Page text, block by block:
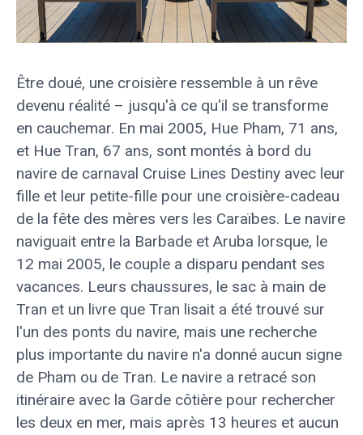
Être doué, une croisière ressemble à un rêve
devenu réalité – jusqu'à ce qu'il se transforme
en cauchemar. En mai 2005, Hue Pham, 71 ans,
et Hue Tran, 67 ans, sont montés à bord du
navire de carnaval Cruise Lines Destiny avec leur
fille et leur petite-fille pour une croisière-cadeau
de la fête des mères vers les Caraïbes. Le navire
naviguait entre la Barbade et Aruba lorsque, le
12 mai 2005, le couple a disparu pendant ses
vacances. Leurs chaussures, le sac à main de
Tran et un livre que Tran lisait a été trouvé sur
l'un des ponts du navire, mais une recherche
plus importante du navire n'a donné aucun signe
de Pham ou de Tran. Le navire a retracé son
itinéraire avec la Garde côtière pour rechercher
les deux en mer, mais après 13 heures et aucun